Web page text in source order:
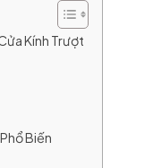
Kính Trượt
Biến